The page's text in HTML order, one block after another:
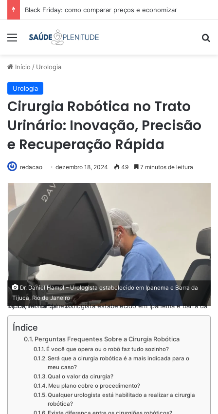
Black Friday: como comparar preços e economizar
Menu
Início / Urologia
Urologia
Cirurgia Robótica no Trato
Urinário: Inovação, Precisão
e Recuperação Rápida
redacao dezembro 18, 2024 49 7 minutos de leitura
Dr. Daniel Hampl – Urologista estabelecido em Ipanema e Barra da Tijuca, Rio de Janeiro
Dr. Daniel Hampl – Urologista estabelecido em Ipanema e Barra da
Tijuca, Rio de Janeiro
Índice
Perguntas Frequentes Sobre a Cirurgia Robótica
É você que opera ou o robô faz tudo sozinho?
Será que a cirurgia robótica é a mais indicada para o
meu caso?
Qual o valor da cirurgia?
Meu plano cobre o procedimento?
Qualquer urologista está habilitado a realizar a cirurgia
robótica?